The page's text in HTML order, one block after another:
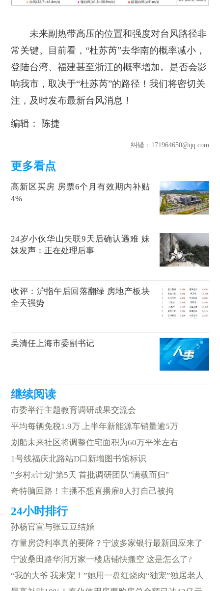
未来副热带高压的位置和强度对台风路径非
常关键。目前看，“杜苏芮”去华南的概率减小，
登陆台湾、福建甚至浙江的概率增加。是否会影
响我市，取决于“杜苏芮”的路径！我们将密切关
注，及时发布最新台风消息！
编辑： 陈捷
纠错：171964650@qq.com
高新区买房 房票6个月有效期内补贴
4%
24岁小伙华山失联9天后确认遇难 妹
妹发声：正在处理后事
收评：沪指午后回落翻绿 房地产板块
全天强势
吴清任上海市委副书记
市委举行主题教育调研成果交流会
平均每辆免税1.9万 上半年新能源车销量逾5万
划船未来社区将调整住宅面积为60万平米左右
1号线福庆北路站D口新增图书馆标识
"乡村π计划"第5天 首批调研团队"满载而归"
奇特脑回路！主播不想直播雇8人打自己被拘
孙杨官宣与张豆豆结婚
存量房贷利率真的要降？宁波多家银行最新回应来了
宁波桑田路华润万家一楼店铺快搬空 这是怎么了?
“我的大爷 我来宠！”她用一盘红烧肉“独宠”独居老人